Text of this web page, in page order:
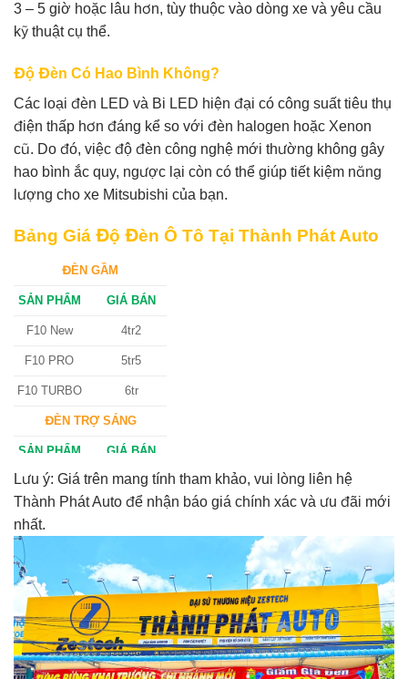
3 – 5 giờ hoặc lâu hơn, tùy thuộc vào dòng xe và yêu cầu
kỹ thuật cụ thể.
Độ Đèn Có Hao Bình Không?
Các loại đèn LED và Bi LED hiện đại có công suất tiêu thụ
điện thấp hơn đáng kể so với đèn halogen hoặc Xenon
cũ. Do đó, việc độ đèn công nghệ mới thường không gây
hao bình ắc quy, ngược lại còn có thể giúp tiết kiệm năng
lượng cho xe Mitsubishi của bạn.
Bảng Giá Độ Đèn Ô Tô Tại Thành Phát Auto
ĐÈN GẦM
SẢN PHẨM GIÁ BÁN
F10 New 4tr2
F10 PRO 5tr5
F10 TURBO 6tr
ĐÈN TRỢ SÁNG
SẢN PHẨM GIÁ BÁN
M30 Ultra 4tr5
Aozoom EX3 5tr
Lưu ý: Giá trên mang tính tham khảo, vui lòng liên hệ
Thành Phát Auto để nhận báo giá chính xác và ưu đãi mới
nhất.